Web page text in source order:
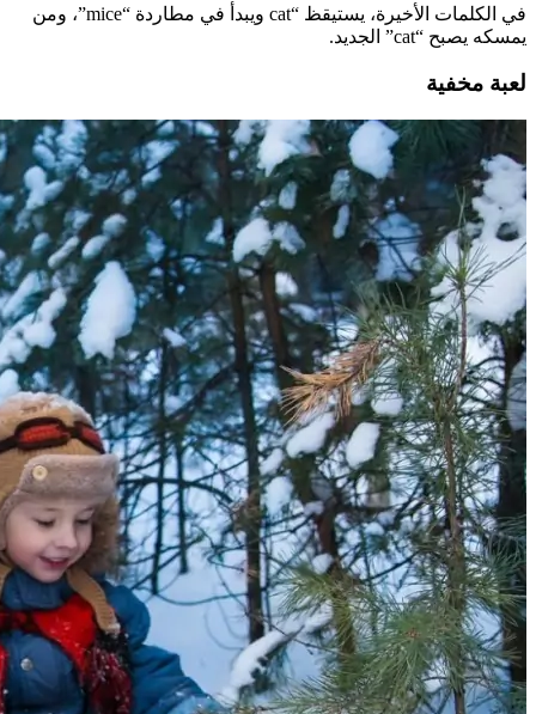
في الكلمات الأخيرة، يستيقظ “cat ويبدأ في مطاردة “mice”، ومن
يمسكه يصبح “cat” الجديد.
لعبة مخفية